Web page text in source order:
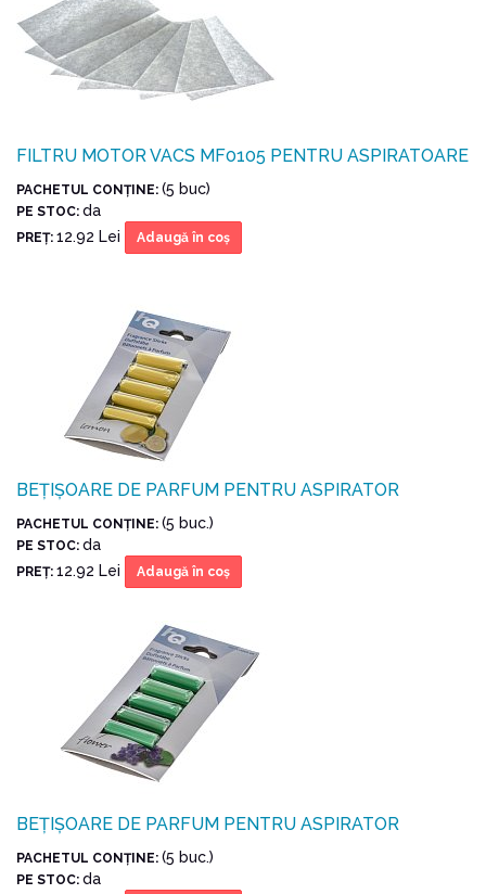
FILTRU MOTOR VACS MF0105 PENTRU ASPIRATOARE
PACHETUL CONŢINE: (5 buc)
PE STOC: da
PREŢ: 12.92 Lei Adaugă în coş
BEȚIȘOARE DE PARFUM PENTRU ASPIRATOR
PACHETUL CONŢINE: (5 buc.)
PE STOC: da
PREŢ: 12.92 Lei Adaugă în coş
BEȚIȘOARE DE PARFUM PENTRU ASPIRATOR
PACHETUL CONŢINE: (5 buc.)
PE STOC: da